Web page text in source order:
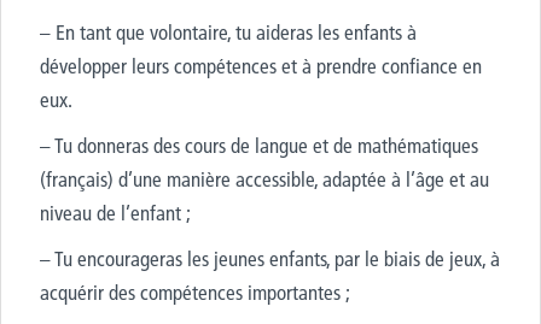
– En tant que volontaire, tu aideras les enfants à
développer leurs compétences et à prendre confiance en
eux.
– Tu donneras des cours de langue et de mathématiques
(français) d’une manière accessible, adaptée à l’âge et au
niveau de l’enfant ;
– Tu encourageras les jeunes enfants, par le biais de jeux, à
acquérir des compétences importantes ;